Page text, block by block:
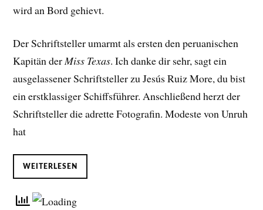
wird an Bord gehievt.
Der Schriftsteller umarmt als ersten den peruanischen
Kapitän derMiss Texas. Ich danke dir sehr, sagt ein
ausgelassener Schriftsteller zu Jesús Ruiz More, du bist
ein erstklassiger Schiffsführer. Anschließend herzt der
Schriftsteller die adrette Fotografin. Modeste von Unruh
hat
WEITERLESEN